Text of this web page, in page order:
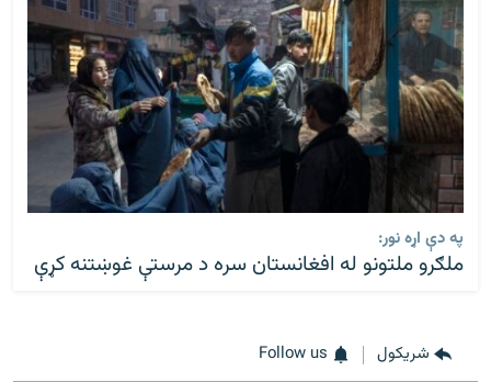
په دې اړه نور:
ملګرو ملتونو له افغانستان سره د مرستې غوښتنه کړې
شريکول Follow us